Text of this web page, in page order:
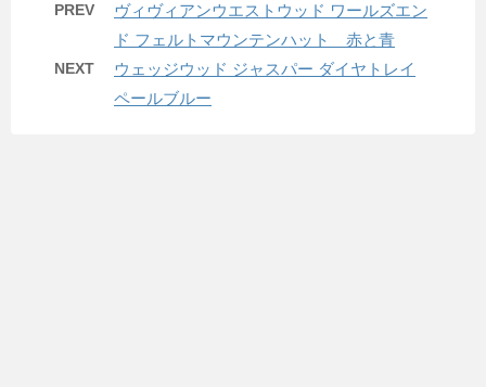
PREV
ヴィヴィアンウエストウッド ワールズエン
ド フェルトマウンテンハット 赤と青
NEXT
ウェッジウッド ジャスパー ダイヤトレイ
ペールブルー